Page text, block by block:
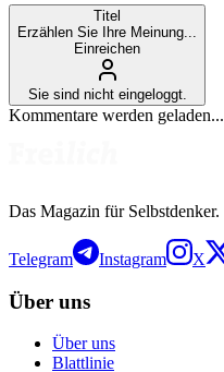
Titel
Erzählen Sie Ihre Meinung...
Einreichen
Sie sind nicht eingeloggt.
Kommentare werden geladen...
Das Magazin für Selbstdenker.
Telegram Instagram X
Über uns
Über uns
Blattlinie